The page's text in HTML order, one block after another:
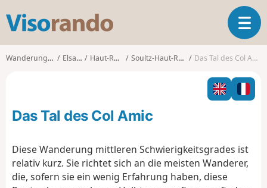
s
o
o
T
o
g
l
n
g
a
Wanderungen Elsass Haut-Rhin Soultz-Haut-Rhin Das Tal des Col Amic
Das Tal des Col Amic
Diese Wanderung mittleren Schwierigkeitsgrades ist
relativ kurz. Sie richtet sich an die meisten Wanderer,
die, sofern sie ein wenig Erfahrung haben, diese